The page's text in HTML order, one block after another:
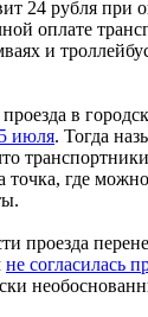
24 рубля при
оплате
и
в
июля. Тогда
точка, где
проезда
не согласилась